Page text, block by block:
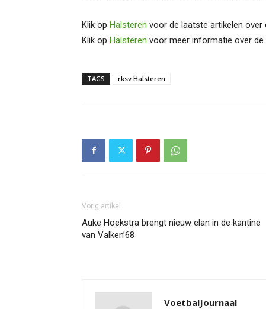
Klik op Halsteren voor de laatste artikelen over
Klik op Halsteren voor meer informatie over de
TAGS rksv Halsteren
Vorig artikel
Auke Hoekstra brengt nieuw elan in de kantine
van Valken’68
VoetbalJournaal